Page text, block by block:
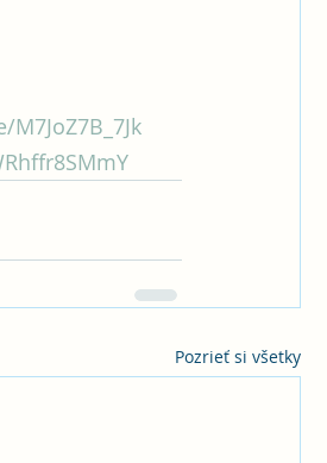
Pozrieť si všetky